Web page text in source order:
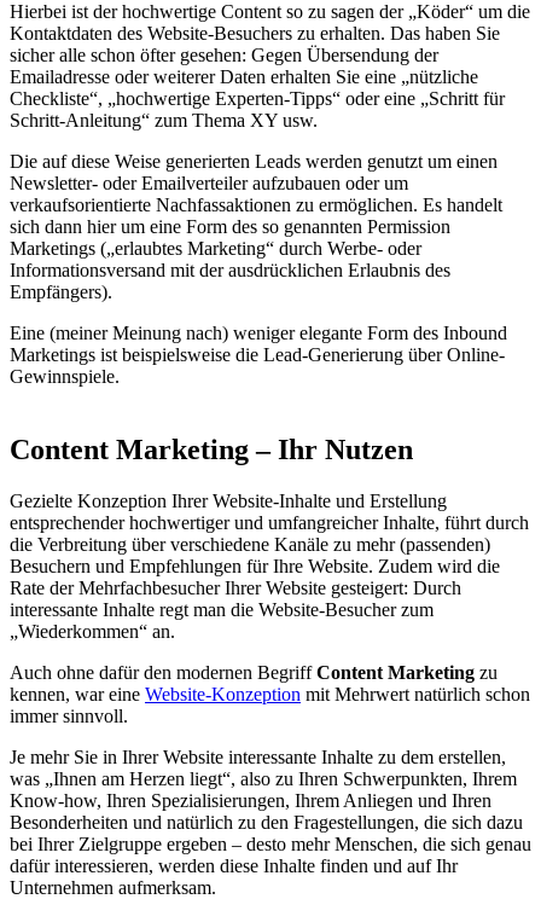
Hierbei ist der hochwertige Content so zu sagen der „Köder“ um die
Kontaktdaten des Website-Besuchers zu erhalten. Das haben Sie
sicher alle schon öfter gesehen: Gegen Übersendung der
Emailadresse oder weiterer Daten erhalten Sie eine „nützliche
Checkliste“, „hochwertige Experten-Tipps“ oder eine „Schritt für
Schritt-Anleitung“ zum Thema XY usw.
Die auf diese Weise generierten Leads werden genutzt um einen
Newsletter- oder Emailverteiler aufzubauen oder um
verkaufsorientierte Nachfassaktionen zu ermöglichen. Es handelt
sich dann hier um eine Form des so genannten Permission
Marketings („erlaubtes Marketing“ durch Werbe- oder
Informationsversand mit der ausdrücklichen Erlaubnis des
Empfängers).
Eine (meiner Meinung nach) weniger elegante Form des Inbound
Marketings ist beispielsweise die Lead-Generierung über Online-
Gewinnspiele.
Content Marketing – Ihr Nutzen
Gezielte Konzeption Ihrer Website-Inhalte und Erstellung
entsprechender hochwertiger und umfangreicher Inhalte, führt durch
die Verbreitung über verschiedene Kanäle zu mehr (passenden)
Besuchern und Empfehlungen für Ihre Website. Zudem wird die
Rate der Mehrfachbesucher Ihrer Website gesteigert: Durch
interessante Inhalte regt man die Website-Besucher zum
„Wiederkommen“ an.
Auch ohne dafür den modernen BegriffContent Marketing zu
kennen, war eine Website-Konzeption mit Mehrwert natürlich schon
immer sinnvoll.
Je mehr Sie in Ihrer Website interessante Inhalte zu dem erstellen,
was „Ihnen am Herzen liegt“, also zu Ihren Schwerpunkten, Ihrem
Know-how, Ihren Spezialisierungen, Ihrem Anliegen und Ihren
Besonderheiten und natürlich zu den Fragestellungen, die sich dazu
bei Ihrer Zielgruppe ergeben – desto mehr Menschen, die sich genau
dafür interessieren, werden diese Inhalte finden und auf Ihr
Unternehmen aufmerksam.